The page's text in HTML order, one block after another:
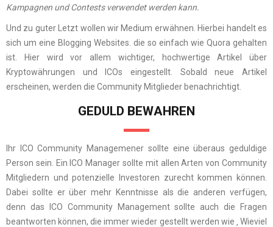
Kampagnen und Contests verwendet werden kann.
Und zu guter Letzt wollen wir Medium erwähnen. Hierbei handelt es
sich um eine Blogging Websites. die so einfach wie Quora gehalten
ist. Hier wird vor allem wichtiger, hochwertige Artikel über
Kryptowährungen und ICOs eingestellt. Sobald neue Artikel
erscheinen, werden die Community Mitglieder benachrichtigt.
GEDULD BEWAHREN
Ihr ICO Community Managemener sollte eine überaus geduldige
Person sein. Ein ICO Manager sollte mit allen Arten von Community
Mitgliedern und potenzielle Investoren zurecht kommen können.
Dabei sollte er über mehr Kenntnisse als die anderen verfügen,
denn das ICO Community Management sollte auch die Fragen
beantworten können, die immer wieder gestellt werden wie ‚ Wieviel